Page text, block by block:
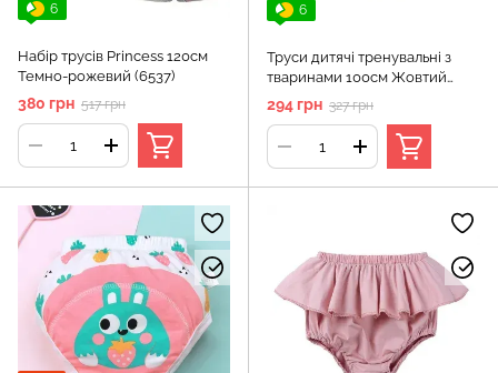
6
Набір трусів Princess 120см
Темно-рожевий (6537)
380 грн 517 грн
6
Труси дитячі тренувальні з
тваринами 100см Жовтий
(12273)
294 грн 327 грн